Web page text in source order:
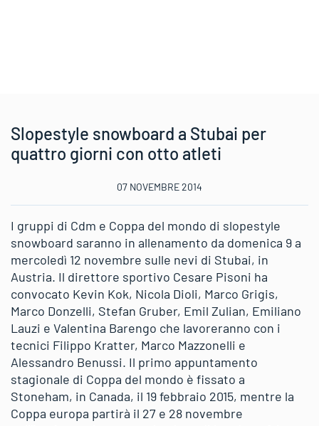
Slopestyle snowboard a Stubai per
quattro giorni con otto atleti
07 NOVEMBRE 2014
I gruppi di Cdm e Coppa del mondo di slopestyle
snowboard saranno in allenamento da domenica 9 a
mercoledì 12 novembre sulle nevi di Stubai, in
Austria. Il direttore sportivo Cesare Pisoni ha
convocato Kevin Kok, Nicola Dioli, Marco Grigis,
Marco Donzelli, Stefan Gruber, Emil Zulian, Emiliano
Lauzi e Valentina Barengo che lavoreranno con i
tecnici Filippo Kratter, Marco Mazzonelli e
Alessandro Benussi. Il primo appuntamento
stagionale di Coppa del mondo è fissato a
Stoneham, in Canada, il 19 febbraio 2015, mentre la
Coppa europa partirà il 27 e 28 novembre